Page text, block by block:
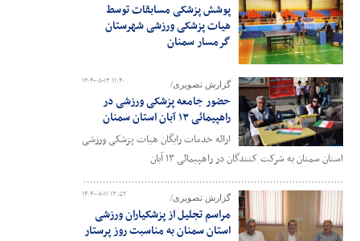
پوشش پزشکی مسابقات توسط
هیات پزشکی ورزشی شهرستان
گرمسار سمنان
۱۴۰۴-۰۸-۱۳ ۱۱:۴۰ گزارش تصویری/
حضور جامعه پزشکی ورزشی در
راهپیمائی ۱۳ آبان استان سمنان
ارائه خدمات رایگان هیات پزشکی ورزشی
استان سمنان به شرکت کنندگان در راهپیمائی ۱۳ آبان
۱۴۰۴-۰۸-۱۱ ۱۳:۵۲ گزارش تصویری/
مراسم تجلیل از پزشکیاران ورزشی
استان سمنان به مناسبت روز پرستار